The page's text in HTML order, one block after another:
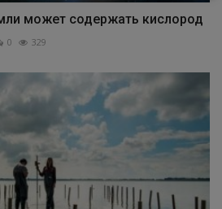
может содержать кислород
0 329